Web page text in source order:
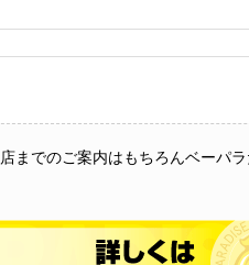
でのご案内はもちろんベーパ